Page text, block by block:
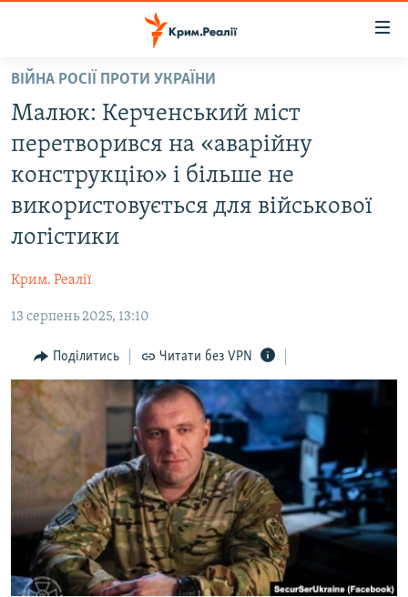
Перейти
основного
матеріалу
Перейти
до
основної
навігації
до
ВІДЕО ТА ФОТО
БЛОГИ
ІНТЕРВ'Ю
ВСЕ ЗА ДЕНЬ
СПЕЦПРОЕКТИ
ДЕПОРТАЦІЯ
ВІДЕОУРОКИ «ELIFBE»
СВІДЧЕННЯ ОКУПАЦІЇ
УКРАЇНСЬКА ПРОБЛЕМА КРИМУ
ІНФОГРАФІКА
ЯК ОБІЙТИ БЛОКУВАННЯ
Русский
Qırımtatar
ДОЛУЧАЙСЯ!
ВІЙНА РОСІЇ ПРОТИ УКРАЇНИ
Малюк: Керченський міст
перетворився на «аварійну
конструкцію» і більше не
використовується для військової
логістики
Крим. Реалії
13 серпень 2025, 13:10
Поділитись Читати без VPN